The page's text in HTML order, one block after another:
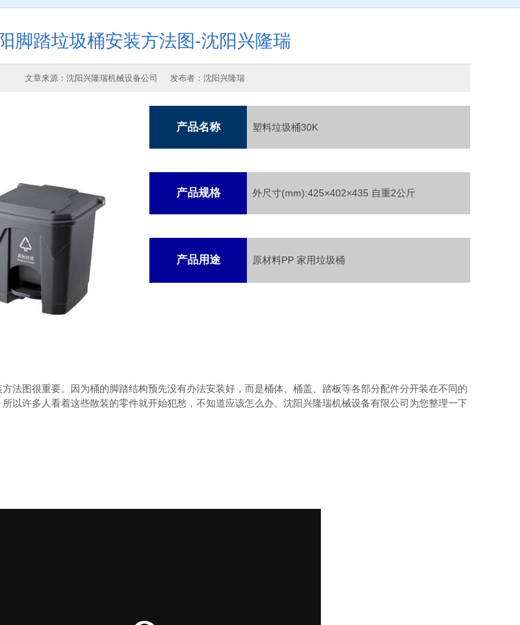
脚踏垃圾桶安装方法图-沈阳兴隆瑞
文章来源：沈阳兴隆瑞机械设备公司 发布者：沈阳兴隆瑞
产品名称 塑料垃圾桶30K
产品规格 外尺寸(mm):425×402×435 自重2公斤
产品用途 原材料PP 家用垃圾桶
法图很重要。因为桶的脚踏结构预先没有办法安装好，而是桶体、桶盖、踏板等各部分配件分开装在不同的
以许多人看着这些散装的零件就开始犯愁，不知道应该怎么办。沈阳兴隆瑞机械设备有限公司为您整理一下